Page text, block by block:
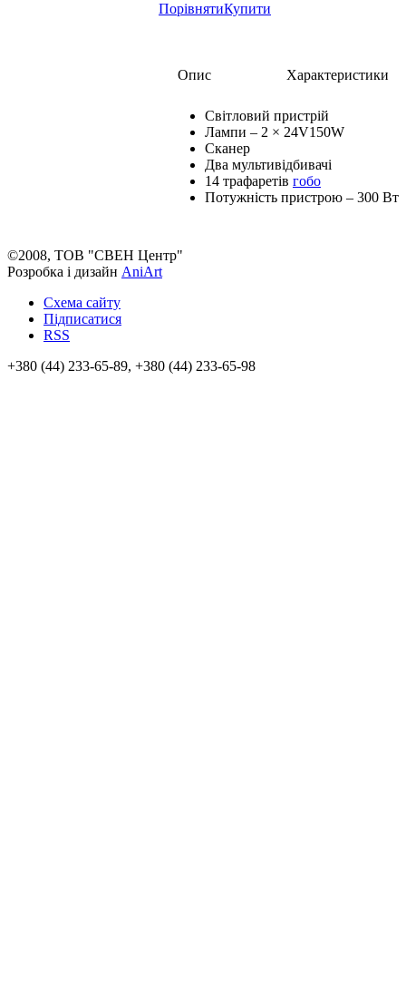
ПорівнятиКупити
Опис Характеристики
Світловий пристрій
Лампи – 2 × 24V150W
Сканер
Два мультивідбивачі
14 трафаретів гобо
Потужність пристрою – 300 Вт
©2008, ТОВ "СВЕН Центр"
Розробка і дизайн AniArt
Схема сайту
Підписатися
RSS
+380 (44) 233-65-89, +380 (44) 233-65-98